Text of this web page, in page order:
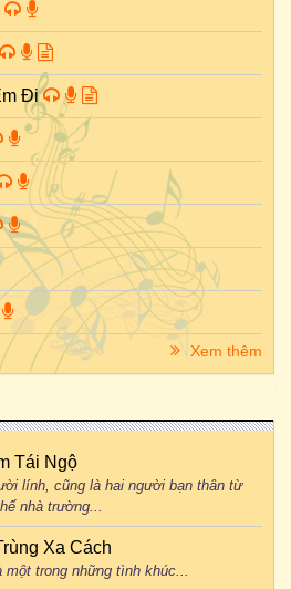
Đi
Xem thêm
Tái Ngộ
lính, cũng là hai người bạn thân từ
nhà trường...
Xa Cách
một trong những tình khúc...